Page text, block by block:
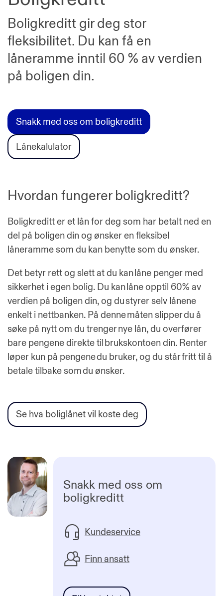
Boligkreditt gir deg stor
fleksibilitet. Du kan få en
låneramme inntil 60 % av verdien
på boligen din.
Snakk med oss om boligkreditt
Lånekalulator
Hvordan fungerer boligkreditt?
Boligkreditt er et lån for deg som har betalt ned en
del på boligen din og ønsker en fleksibel
låneramme som du kan benytte som du ønsker.
Det betyr rett og slett at du kan låne penger med
sikkerhet i egen bolig. Du kan låne opptil 60% av
verdien på boligen din, og du styrer selv lånene
enkelt i nettbanken. På denne måten slipper du å
søke på nytt om du trenger nye lån, du overfører
bare pengene direkte til brukskontoen din. Renter
løper kun på pengene du bruker, og du står fritt til å
betale tilbake som du ønsker.
Se hva boliglånet vil koste deg
Snakk med oss om
boligkreditt
Kundeservice
Finn ansatt